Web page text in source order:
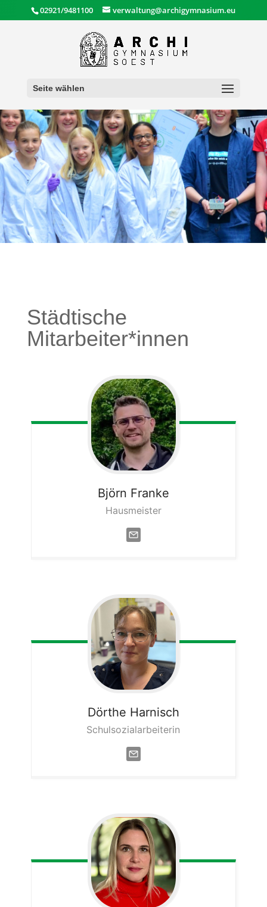
02921/9481100 verwaltung@archigymnasium.eu
Seite wählen
Städtische
Mitarbeiter*innen
Björn Franke
Hausmeister
Dörthe Harnisch
Schulsozialarbeiterin